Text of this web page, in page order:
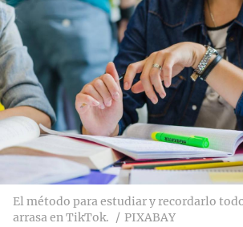
El método para estudiar y recordarlo
arrasa en TikTok.
PIXABAY